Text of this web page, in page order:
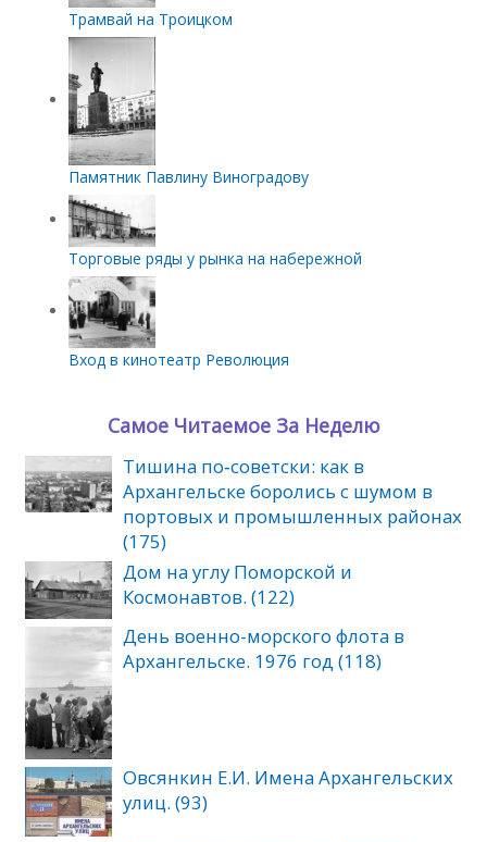
Трамвай на Троицком
Памятник Павлину Виноградову
Торговые ряды у рынка на набережной
Вход в кинотеатр Революция
Самое Читаемое За Неделю
Тишина по‑советски: как в
Архангельске боролись с шумом в
портовых и промышленных районах
(175)
Дом на углу Поморской и
Космонавтов. (122)
День военно-морского флота в
Архангельске. 1976 год (118)
Овсянкин Е.И. Имена Архангельских
улиц. (93)